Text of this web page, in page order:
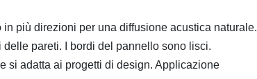
più direzioni per una diffusione acustica naturale.
pareti. I bordi del pannello sono lisci.
si adatta ai progetti di design. Applicazione